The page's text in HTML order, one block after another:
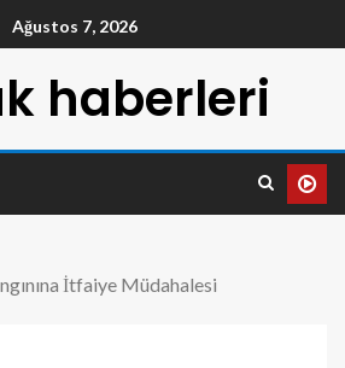
Ağustos 7, 2026
haberleri
İtfaiye Müdahalesi